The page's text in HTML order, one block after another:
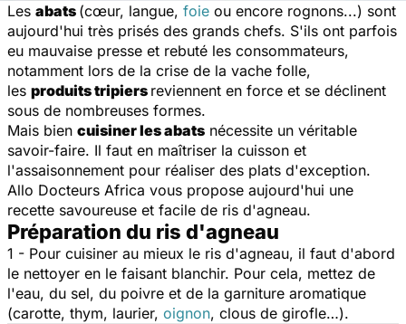
Les abats (cœur, langue, foie ou encore rognons...) sont
aujourd'hui très prisés des grands chefs. S'ils ont parfois
eu mauvaise presse et rebuté les consommateurs,
notamment lors de la crise de la vache folle,
les produits tripiers reviennent en force et se déclinent
sous de nombreuses formes.
Mais bien cuisiner les abats nécessite un véritable
savoir-faire. Il faut en maîtriser la cuisson et
l'assaisonnement pour réaliser des plats d'exception.
Allo Docteurs Africa vous propose aujourd'hui une
recette savoureuse et facile de ris d'agneau.
Préparation du ris d'agneau
1 - Pour cuisiner au mieux le ris d'agneau, il faut d'abord
le nettoyer en le faisant blanchir. Pour cela, mettez de
l'eau, du sel, du poivre et de la garniture aromatique
(carotte, thym, laurier, oignon, clous de girofle…).